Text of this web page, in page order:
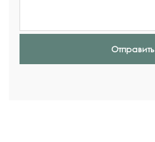
Отправить